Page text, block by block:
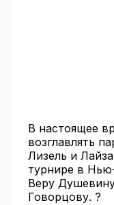
В настоящее
возглавлять
Лизель и
турнире в
Веру
Говорцову. ?